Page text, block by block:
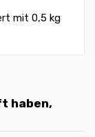
mit 0,5 kg
haben,